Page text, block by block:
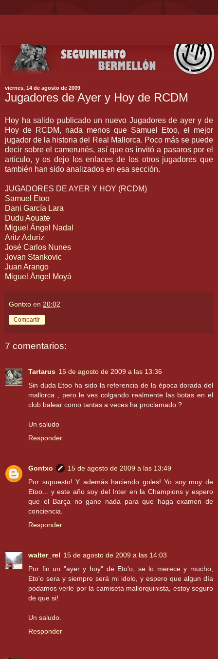
viernes, 14 de agosto de 2009
Jugadores de Ayer y Hoy de RCDM
Hoy ha salido publicado un nuevo Jugadores de ayer y de
Hoy de RCDM, nada menos que Samuel Etoo, el mejor
jugador de la historia del Real Mallorca. Poco más se puede
decir sobre elcamerunés, así que os invitó a pasaros por el
artículo, y os dejo los enlaces de los otros jugadores que
también han sido analizados en esa sección.
JUGADORES DE AYER Y HOY (RCDM)
Samuel Etoo
Dani García Lara
Dudu Aouate
Miguel Ángel Nadal
Aritz Aduriz
José Carlos Nunes
Jovan Stankovic
Juan Arango
Miguel Ángel Moyá
Gontxo en 20:02
Compartir
7 comentarios:
Tartarus 15 de agosto de 2009 a las 13:36
Sin duda Etoo ha sido la referencia de la época dorada del
mallorca , pero le ves colgando realmente las botas en el
club balear como tantas a veces ha proclamado ?
Un saludo
Responder
Gontxo
15 de agosto de 2009 a las 13:49
Por supuesto! Y además haciendo goles! Yo soy muy de
Etoo... y este año soy del Inter en la Champions y espero
que el Barça no gane nada para que haga examen de
conciencia.
Responder
walter_rel 15 de agosto de 2009 a las 14:03
Por fin un "ayer y hoy" de Eto'o, se lo merece y mucho,
Eto'o sera y siempre será mi idolo, y espero que algun día
podamos verle por la camiseta mallorquinista, estoy seguro
de que si!
Un saludo.
Responder